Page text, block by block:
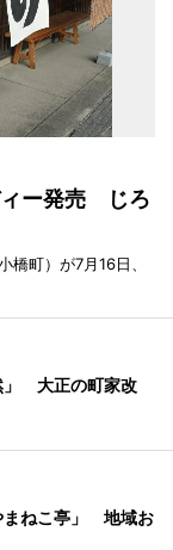
ィー発売 じろ
橋町）が7月16日、
」 大正の町家改
まねこ亭」 地域お